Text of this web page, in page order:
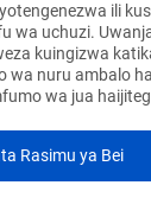
ili
wa uchuzi.
kuingizwa
wa nuru ambalo
wa jua
Rasimu ya Bei